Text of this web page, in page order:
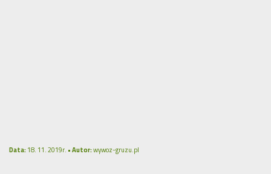
Data:18. 11. 2019r. •Autor:wywoz-gruzu.pl